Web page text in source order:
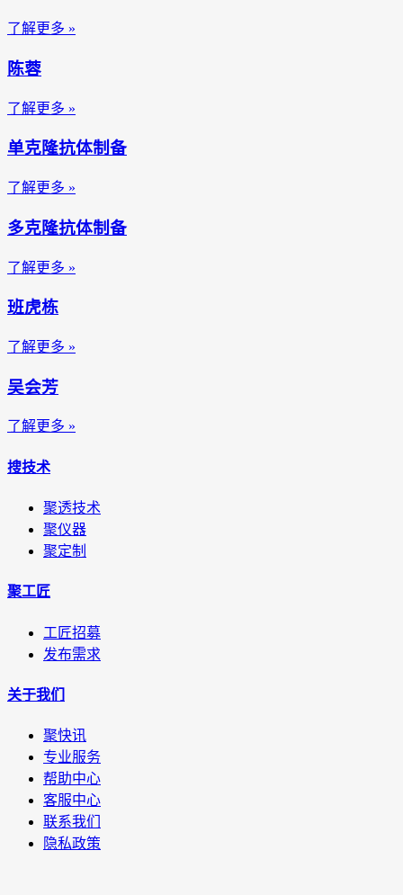
了解更多 »
陈蓉
了解更多 »
单克隆抗体制备
了解更多 »
多克隆抗体制备
了解更多 »
班虎栋
了解更多 »
吴会芳
了解更多 »
搜技术
聚透技术
聚仪器
聚定制
聚工匠
工匠招募
发布需求
关于我们
聚快讯
专业服务
帮助中心
客服中心
联系我们
隐私政策